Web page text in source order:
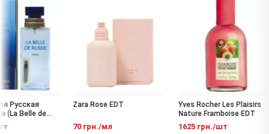
Русская
Belle de
Zara Rose EDT
70 грн./мл
Yves Rocher Les Plaisirs
Nature Framboise EDT
1625 грн./шт